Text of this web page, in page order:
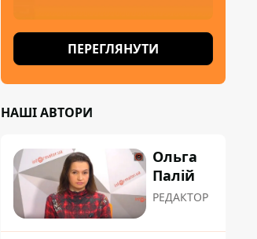
ПЕРЕГЛЯНУТИ
НАШІ АВТОРИ
Ольга
Палій
РЕДАКТОР